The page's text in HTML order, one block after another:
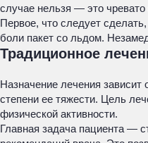
случае нельзя — это
Первое, что следует
боли пакет со льдом.
Традиционное
Назначение лечения зависит
степени ее тяжести. Цель
физической активности.
Главная задача пациента —